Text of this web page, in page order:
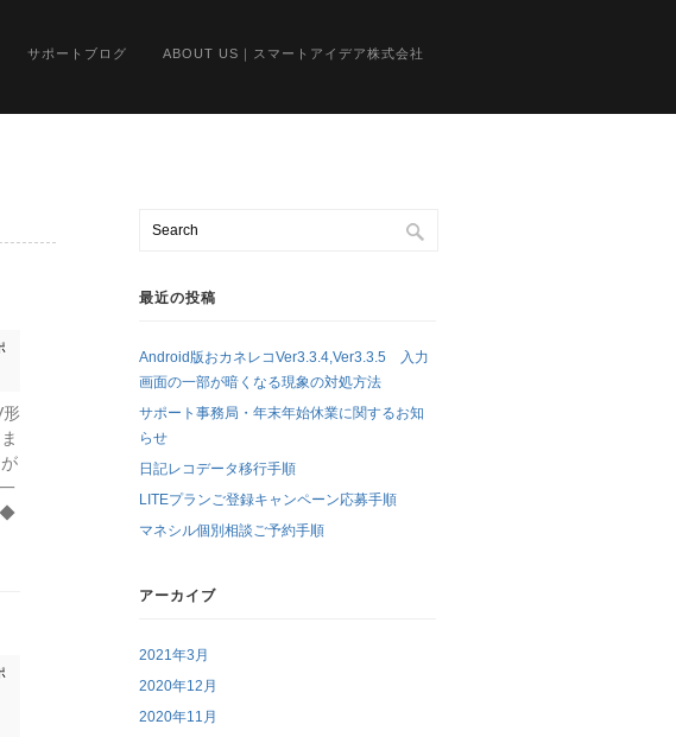
サポートブログ ABOUT US｜スマートアイデア株式会社
形
◆
最近の投稿
Android版おカネレコVer3.3.4,Ver3.3.5 入力
画面の一部が暗くなる現象の対処方法
サポート事務局・年末年始休業に関するお知
らせ
日記レコデータ移行手順
LITEプランご登録キャンペーン応募手順
マネシル個別相談ご予約手順
アーカイブ
2021年3月
2020年12月
2020年11月